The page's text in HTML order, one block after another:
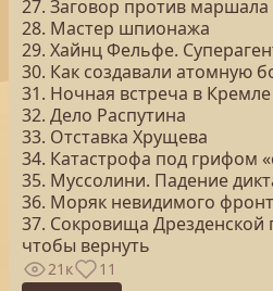
27. Заговор против
28. Мастер шпионажа
29. Хайнц Фельфе.
30. Как создавали атомную
31. Ночная встреча в Кремле
32. Дело Распутина
33. Отставка Хрущева
34. Катастрофа под грифом
35. Муссолини. Падение
36. Моряк невидимого
37. Сокровища Дрезденской
чтобы вернуть
21к 11